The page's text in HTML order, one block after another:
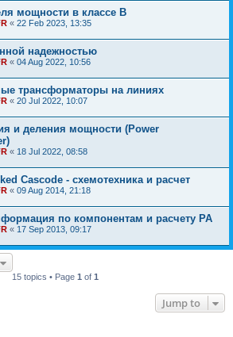
мощности в классе B
« 22 Feb 2023, 13:35
надежностью
« 04 Aug 2022, 10:56
трансформаторы на линиях
« 20 Jul 2022, 10:07
и деления мощности (Power
« 18 Jul 2022, 08:58
Cascode - схемотехника и расчет
« 09 Aug 2014, 21:18
по компонентам и расчету PA
« 17 Sep 2013, 09:17
15 topics • Page 1 of 1
Jump to